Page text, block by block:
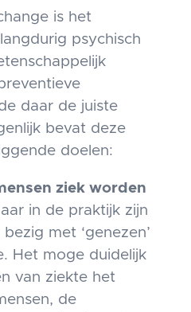
is het
psychisch
daar de juiste
bevat deze
doelen:
ziek worden
in de praktijk zijn
met ‘genezen’
Het moge duidelijk
van ziekte het
de